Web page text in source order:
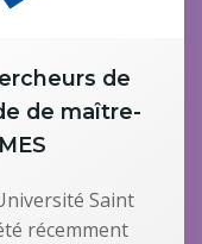
de
de maître-
Saint
récemment